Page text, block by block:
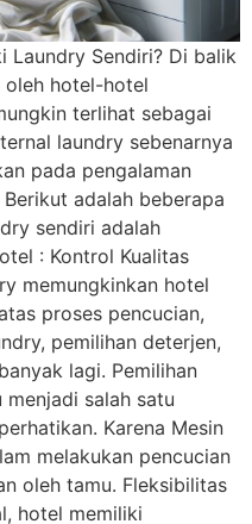
Laundry Sendiri? Di balik
oleh hotel-hotel
terlihat sebagai
laundry sebenarnya
pada pengalaman
adalah beberapa
sendiri adalah
: Kontrol Kualitas
memungkinkan hotel
proses pencucian,
pemilihan deterjen,
lagi. Pemilihan
salah satu
Karena Mesin
melakukan pencucian
oleh tamu. Fleksibilitas
hotel memiliki